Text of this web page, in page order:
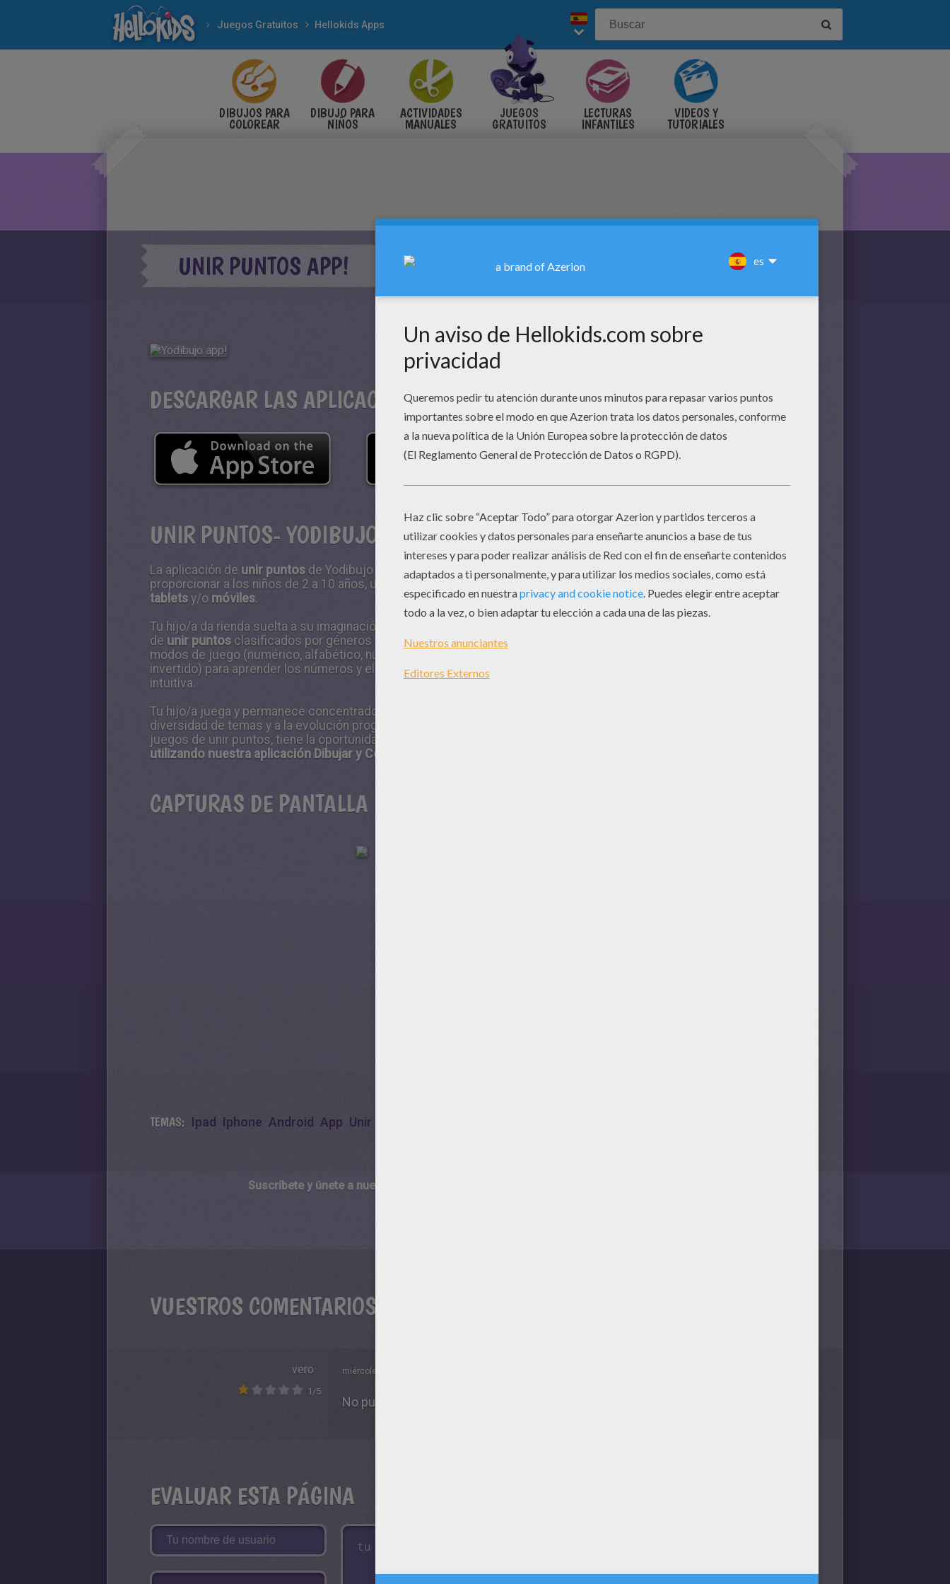
Juegos Gratuitos Hellokids Apps
DIBUJOS PARA
COLOREAR
DIBUJO PARA
NIÑOS
ACTIVIDADES
MANUALES
JUEGOS
GRATUITOS
LECTURAS
INFANTILES
VIDEOS Y
TUTORIALES
UNIR PUNTOS APP!
DESCARGAR LAS APLICACIONES
UNIR PUNTOS- YODIBUJO
La aplicación de unir puntos de Yodibujo fue diseñada con el fin de
proporcionar a los niños de 2 a 10 años, una experiencia interactiva única en
tablets y/o móviles.
Tu hijo/a da rienda suelta a su imaginación gracias a una selección de juegos
de unir puntos clasificados por géneros y niveles de dificultad. Hay varios
modos de juego (numérico, alfabético, numérico invertido y alfabético
invertido) para aprender los números y el abecedario de forma lúdica e
intuitiva.
Tu hijo/a juega y permanece concentrado a lo largo del juego gracias a la
diversidad de temas y a la evolución progresiva. Una vez acabados sus
juegos de unir puntos, tiene la oportunidad de
utilizando nuestra aplicación Dibujar y Colorear Yodibujo.
CAPTURAS DE PANTALLA
TEMAS: Ipad Iphone Android App Unir Puntos
Suscríbete y únete a nuestro canal de vídeos para niños en Youtube:
VUESTROS COMENTARIOS
vero
1 /5
miércoles 15 de octubre de 2014 a las 12h13 de la noche
No pude descargar no me gusto nada.
EVALUAR ESTA PÁGINA